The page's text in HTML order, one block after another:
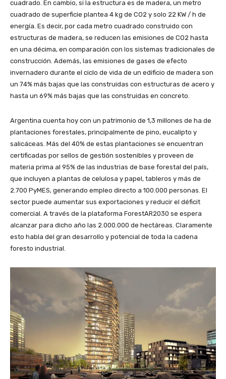
cuadrado. En cambio, si la estructura es de madera, un metro
cuadrado de superficie plantea 4 kg de CO2 y solo 22 KW / h de
energía. Es decir, por cada metro cuadrado construido con
estructuras de madera, se reducen las emisiones de CO2 hasta
en una décima, en comparación con los sistemas tradicionales de
construcción. Además, las emisiones de gases de efecto
invernadero durante el ciclo de vida de un edificio de madera son
un 74% más bajas que las construidas con estructuras de acero y
hasta un 69% más bajas que las construidas en concreto.
Argentina cuenta hoy con un patrimonio de 1,3 millones de ha de
plantaciones forestales, principalmente de pino, eucalipto y
salicáceas. Más del 40% de estas plantaciones se encuentran
certificadas por sellos de gestión sostenibles y proveen de
materia prima al 95% de las industrias de base forestal del país,
que incluyen a plantas de celulosa y papel, tableros y más de
2.700 PyMES, generando empleo directo a 100.000 personas. El
sector puede aumentar sus exportaciones y reducir el déficit
comercial. A través de la plataforma ForestAR2030 se espera
alcanzar para dicho año las 2.000.000 de hectáreas. Claramente
esto habla del gran desarrollo y potencial de toda la cadena
foresto industrial.